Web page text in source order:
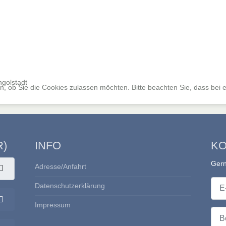
Passwort anzeigen
INFO
Adresse/Anfahrt
Datenschutzerklärung
Impressum
ob Sie die Cookies zulassen möchten. Bitte beachten Sie, dass